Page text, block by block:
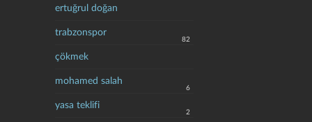
ertuğrul doğan
trabzonspor
82
çökmek
mohamed salah
6
yasa teklifi
2